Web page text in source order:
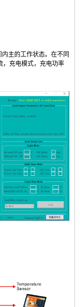
主的工作状态。在不同
，充电模式，充电功率